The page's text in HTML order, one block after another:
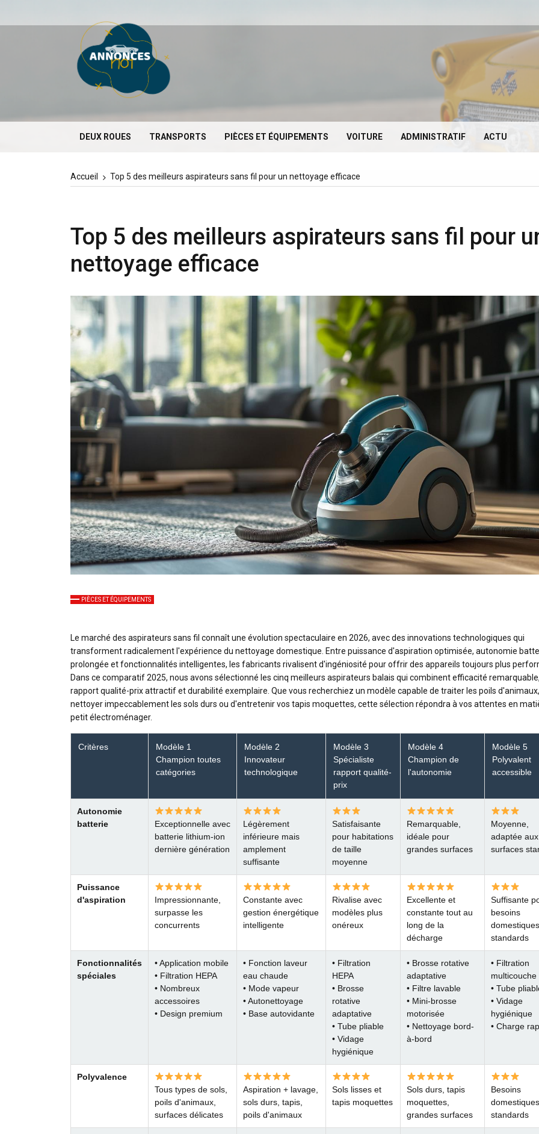
DEUX ROUES TRANSPORTS PIÈCES ET ÉQUIPEMENTS VOITURE ADMINISTRATIF ACTU
Accueil Top 5 des meilleurs aspirateurs sans fil pour un nettoyage efficace
Top 5 des meilleurs aspirateurs sans fil pour
nettoyage efficace
PIÈCES ET ÉQUIPEMENTS
Le marché des aspirateurs sans fil connaît une évolution spectaculaire en 2026, avec des innovations technologiques qui
transforment radicalement l'expérience du nettoyage domestique. Entre puissance d'aspiration optimisée, autonomie
prolongée et fonctionnalités intelligentes, les fabricants rivalisent d'ingéniosité pour offrir des appareils toujours plus
Dans ce comparatif 2025, nous avons sélectionné les cinq meilleurs aspirateurs balais qui combinent efficacité remarquable,
rapport qualité-prix attractif et durabilité exemplaire. Que vous recherchiez un modèle capable de traiter les poils
nettoyer impeccablement les sols durs ou d'entretenir vos tapis moquettes, cette sélection répondra à vos attentes en
petit électroménager.
Critères
Modèle 1
Champion toutes
catégories
Modèle 2
Innovateur
technologique
Modèle 3
Spécialiste
rapport qualité-
prix
Modèle 4
Champion de
l'autonomie
Modèle 5
Polyvalent
accessible
Autonomie
batterie
Exceptionnelle avec
batterie lithium-ion
dernière génération
Légèrement
inférieure mais
amplement
suffisante
Satisfaisante
pour habitations
de taille
moyenne
Remarquable,
idéale pour
grandes surfaces
Moyenne,
adaptée aux
surfaces
Puissance
d'aspiration
Impressionnante,
surpasse les
concurrents
Constante avec
gestion énergétique
intelligente
Rivalise avec
modèles plus
onéreux
Excellente et
constante tout au
long de la
décharge
Suffisante
besoins
domestiques
standards
Fonctionnalités
spéciales
• Application mobile
• Filtration HEPA
• Nombreux
accessoires
• Design premium
• Fonction laveur
eau chaude
• Mode vapeur
• Autonettoyage
• Base autovidante
• Filtration
HEPA
• Brosse
rotative
adaptative
• Tube pliable
• Vidage
hygiénique
• Brosse rotative
adaptative
• Filtre lavable
• Mini-brosse
motorisée
• Nettoyage bord-
à-bord
• Filtration
multicouche
• Tube
• Vidage
hygiénique
• Charge
Polyvalence
Tous types de sols,
poils d'animaux,
surfaces délicates
Aspiration + lavage,
sols durs, tapis,
poils d'animaux
Sols lisses et
tapis moquettes
Sols durs, tapis
moquettes,
grandes surfaces
Besoins
domestiques
standards